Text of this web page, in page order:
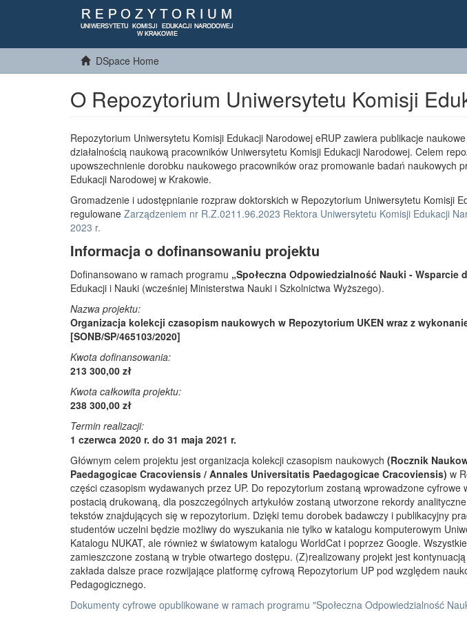
DSpace Home
O Repozytorium Uniwersytetu Komisji
Repozytorium Uniwersytetu Komisji Edukacji Narodowej eRUP zawiera publikacje
działalnością naukową pracowników Uniwersytetu Komisji Edukacji Narodowej. Celem
upowszechnienie dorobku naukowego pracowników oraz promowanie badań naukowych
Edukacji Narodowej w Krakowie.
Gromadzenie i udostępnianie rozpraw doktorskich w Repozytorium Uniwersytetu Komisji
regulowane Zarządzeniem nr R.Z.0211.96.2023 Rektora Uniwersytetu Komisji Edukacji
2023 r.
Informacja o dofinansowaniu projektu
Dofinansowano w ramach programu „Społeczna Odpowiedzialność Nauki -
Edukacji i Nauki (wcześniej Ministerstwa Nauki i Szkolnictwa Wyższego).
Nazwa projektu:
Organizacja kolekcji czasopism naukowych w Repozytorium UKEN wraz z
[SONB/SP/465103/2020]
Kwota dofinansowania:
213 300,00 zł
Kwota całkowita projektu:
238 300,00 zł
Termin realizacji:
1 czerwca 2020 r. do 31 maja 2021 r.
Głównym celem projektu jest organizacja kolekcji czasopism naukowych (Rocznik
Paedagogicae Cracoviensis / Annales Universitatis Paedagogicae Cracoviensis) w
części czasopism wydawanych przez UP. Do repozytorium zostaną wprowadzone
postacią drukowaną, dla poszczególnych artykułów zostaną utworzone rekordy
tekstów znajdujących się w repozytorium. Dzięki temu dorobek badawczy i publikacyjny
studentów uczelni będzie możliwy do wyszukania nie tylko w katalogu komputerowym
Katalogu NUKAT, ale również w światowym katalogu WorldCat i poprzez Google.
zamieszczone zostaną w trybie otwartego dostępu. (Z)realizowany projekt jest
zakłada dalsze prace rozwijające platformę cyfrową Repozytorium UP pod względem
Pedagogicznego.
Dokumenty cyfrowe opublikowane w ramach programu "Społeczna Odpowiedzialność